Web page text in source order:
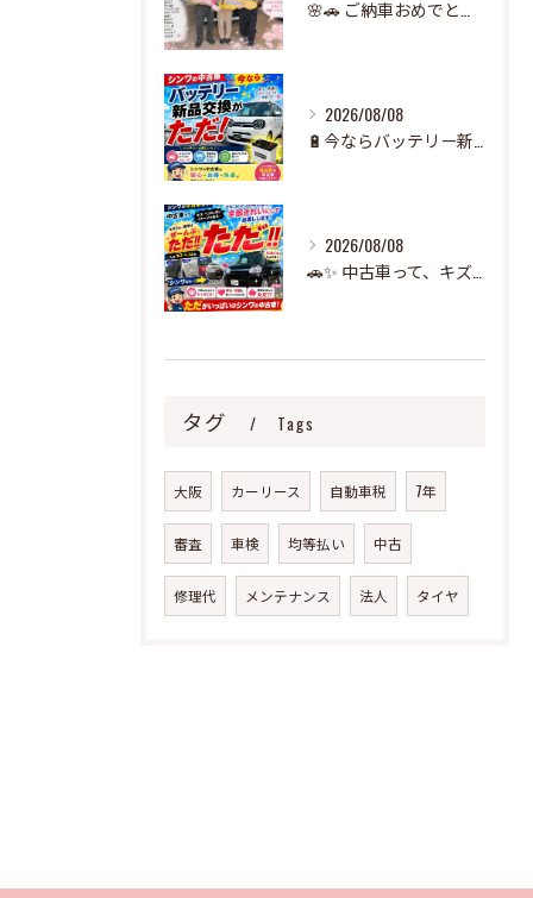
2026/08/08
2026/08/08
タグ Tags
大阪 カーリース 自動車税 7年
審査 車検 均等払い 中古
修理代 メンテナンス 法人 タイヤ